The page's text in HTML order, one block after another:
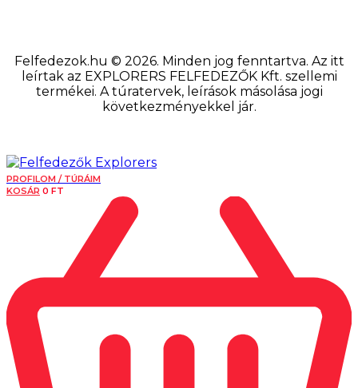
Felfedezok.hu © 2026. Minden jog fenntartva. Az itt
leírtak az EXPLORERS FELFEDEZŐK Kft. szellemi
termékei. A túratervek, leírások másolása jogi
következményekkel jár.
PROFILOM / TÚRÁIM
KOSÁR 0 FT